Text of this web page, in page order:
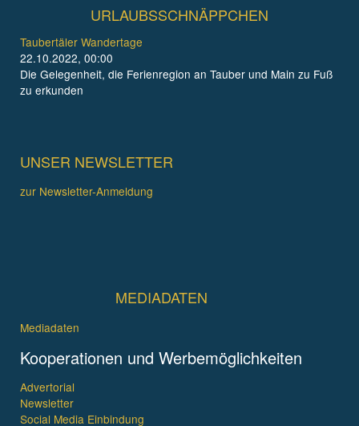
URLAUBSSCHNÄPPCHEN
Taubertäler Wandertage
22.10.2022, 00:00
Die Gelegenheit, die Ferienregion an Tauber und Main zu Fuß
zu erkunden
UNSER NEWSLETTER
zur Newsletter-Anmeldung
MEDIADATEN
Mediadaten
Kooperationen und Werbemöglichkeiten
Advertorial
Newsletter
Social Media Einbindung